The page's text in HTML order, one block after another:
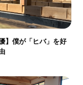
】僕が「ヒバ」を好